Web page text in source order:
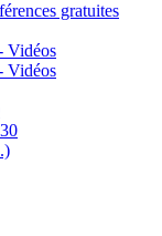
gratuites
Vidéos
Vidéos